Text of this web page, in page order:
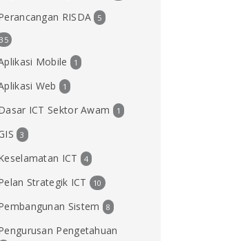
RISDA 5
35
Mobile 1
Web 1
ICT Sektor Awam 1
3
ICT 4
Strategik ICT 10
Sistem 8
Pengetahuan